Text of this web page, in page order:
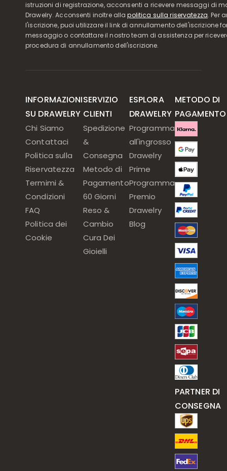
istruzioni di registrazione, acconsenti a ricevere messaggi di
Drawelry. Acconsenti inoltre allapolitica sulla riservatezza. Per
l'iscrizione, puoi utilizzare il link di annullamento dell'iscrizione
messaggio o contattare il nostro team di assistenza per
procedura di annullamento dell'iscrizione.
INFORMAZIONI
SU DRAWELRY
Chi Siamo
Contattaci
Politica sulla
Riservatezza
Termimi &
Condizioni
FAQ
Politica dei
Cookie
SERVIZIO
CLIENTI
Spedizione
&
Consegna
Metodo di
Pagamento
60 Giorni
Reso &
Cambio
Cura Dei
Gioielli
ESPLORA
DRAWELRY
Programma
all'ingrosso
Drawelry
Prime
Programma
Premio
Drawelry
Blog
METODO DI
PAGAMENTO
PARTNER DI
CONSEGNA